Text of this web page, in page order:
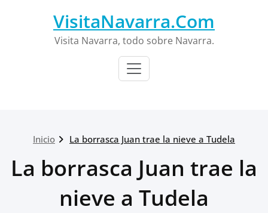
VisitaNavarra.Com
Visita Navarra, todo sobre Navarra.
Inicio La borrasca Juan trae la nieve a Tudela
La borrasca Juan trae la
nieve a Tudela